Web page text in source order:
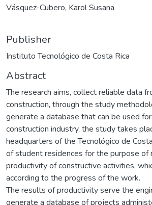
Vásquez-Cubero, Karol Susana
Publisher
Instituto Tecnológico de Costa Rica
Abstract
The research aims, collect reliable data
construction, through the study
generate a database that can be used
construction industry, the study takes
headquarters of the Tecnológico de
of student residences for the purpose of
productivity of constructive activities,
according to the progress of the work.
The results of productivity serve the
generate a database of projects